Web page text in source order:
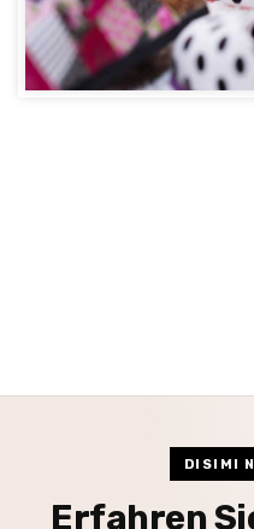
DISIMI
Erfahren